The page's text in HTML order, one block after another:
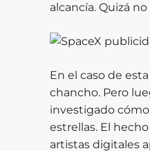
alcancía. Quizá
En el caso de
chancho. Pero
investigado
estrellas. El
artistas digitales